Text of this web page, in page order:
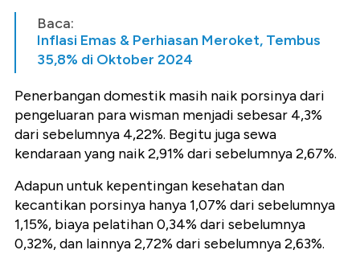
Baca:
Inflasi Emas & Perhiasan Meroket, Tembus
35,8% di Oktober 2024
Penerbangan domestik masih naik porsinya dari
pengeluaran para wisman menjadi sebesar 4,3%
dari sebelumnya 4,22%. Begitu juga sewa
kendaraan yang naik 2,91% dari sebelumnya 2,67%.
Adapun untuk kepentingan kesehatan dan
kecantikan porsinya hanya 1,07% dari sebelumnya
1,15%, biaya pelatihan 0,34% dari sebelumnya
0,32%, dan lainnya 2,72% dari sebelumnya 2,63%.